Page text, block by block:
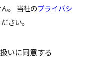
。 当社のプライバシ
さい。
いに同意する